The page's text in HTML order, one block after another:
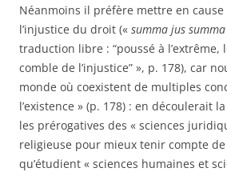
Néanmoins il préfère mettre en
l’injustice du droit (« summa jus
traduction libre : “poussé à
comble de l’injustice” », p. 178), car
monde où coexistent de multiples
l’existence » (p. 178) : en découlerait
les prérogatives des « sciences
religieuse pour mieux tenir compte
qu’étudient « sciences humaines et